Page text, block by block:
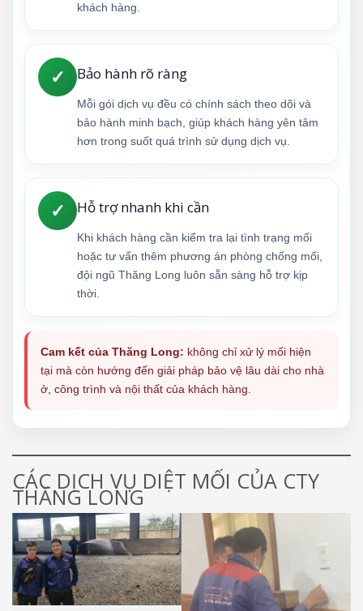
khách hàng.
✓ Bảo hành rõ ràng
Mỗi gói dịch vụ đều có chính sách theo dõi và
bảo hành minh bạch, giúp khách hàng yên tâm
hơn trong suốt quá trình sử dụng dịch vụ.
✓ Hỗ trợ nhanh khi cần
Khi khách hàng cần kiểm tra lại tình trạng mối
hoặc tư vấn thêm phương án phòng chống mối,
đội ngũ Thăng Long luôn sẵn sàng hỗ trợ kịp
thời.
Cam kết của Thăng Long: không chỉ xử lý mối hiện
tại mà còn hướng đến giải pháp bảo vệ lâu dài cho nhà
ở, công trình và nội thất của khách hàng.
CÁC DỊCH VỤ DIỆT MỐI CỦA CTY
THĂNG LONG